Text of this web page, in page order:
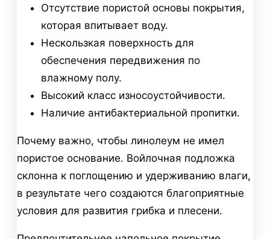
Отсутствие пористой основы покрытия,
которая впитывает воду.
Нескользкая поверхность для
обеспечения передвижения по
влажному полу.
Высокий класс износоустойчивости.
Наличие антибактериальной пропитки.
Почему важно, чтобы линолеум не имел
пористое основание. Войлочная подложка
склонна к поглощению и удерживанию влаги,
в результате чего создаются благоприятные
условия для развития грибка и плесени.